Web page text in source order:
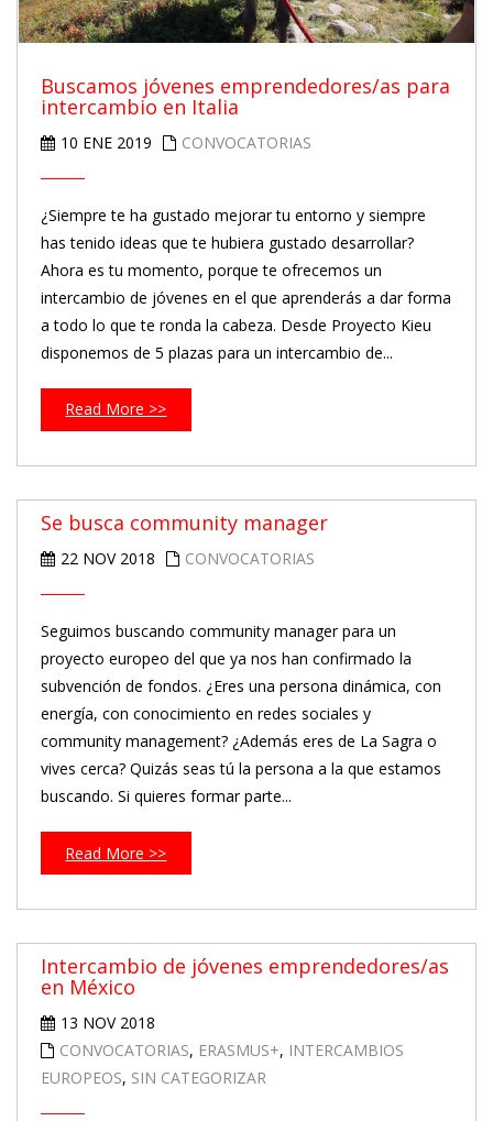
Buscamos jóvenes emprendedores/as para
intercambio en Italia
10 ENE 2019 CONVOCATORIAS
¿Siempre te ha gustado mejorar tu entorno y siempre
has tenido ideas que te hubiera gustado desarrollar?
Ahora es tu momento, porque te ofrecemos un
intercambio de jóvenes en el que aprenderás a dar forma
a todo lo que te ronda la cabeza. Desde Proyecto Kieu
disponemos de 5 plazas para un intercambio de...
Read More >>
Se busca community manager
22 NOV 2018 CONVOCATORIAS
Seguimos buscando community manager para un
proyecto europeo del que ya nos han confirmado la
subvención de fondos. ¿Eres una persona dinámica, con
energía, con conocimiento en redes sociales y
community management? ¿Además eres de La Sagra o
vives cerca? Quizás seas tú la persona a la que estamos
buscando. Si quieres formar parte...
Read More >>
Intercambio de jóvenes emprendedores/as
en México
13 NOV 2018
CONVOCATORIAS, ERASMUS+, INTERCAMBIOS
EUROPEOS, SIN CATEGORIZAR